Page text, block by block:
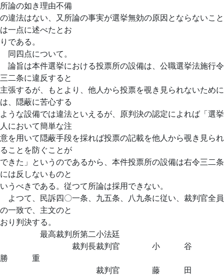
所論の如き理由不備
の違法はない、又所論の事実が選挙無効の原因とならないこと
は一点に述べたとお
りである。
同四点について。
論旨は本件選挙における投票所の設備は、公職選挙法施行令
三二条に違反すると
主張するが、もとより、他人から投票を覗き見られないために
は、隠蔽に苦心する
ような設備では違法といえるが、原判決の認定によれば「選挙
人において簡単な注
意を用いて隠蔽手段を採れば投票の記載を他人から覗き見られ
ることを防ぐことが
できた」というのであるから、本件投票所の設備は右令三二条
には反しないものと
いうべきである。従つて所論は採用できない。
よつて、民訴四〇一条、九五条、八九条に従い、裁判官全員
の一致で、主文のと
おり判決する。
最高裁判所第二小法廷
裁判長裁判官 小 谷
勝 重
裁判官 藤 田